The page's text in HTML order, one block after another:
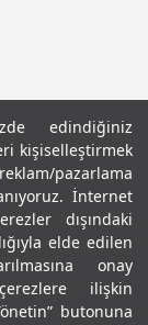
edindiğiniz
kişiselleştirmek
pazarlama
İnternet
dışındaki
elde edilen
onay
ilişkin
butonuna
Şartlar ve Koşullar